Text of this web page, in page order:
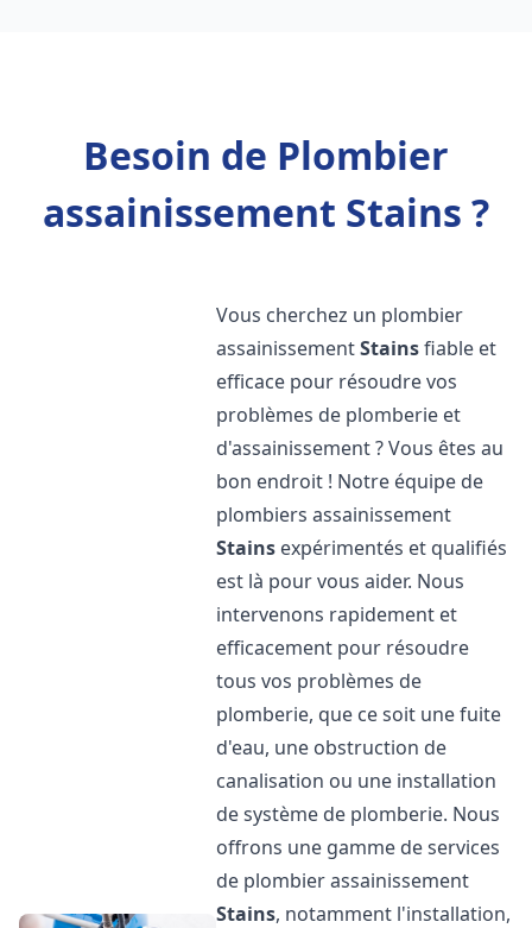
Besoin de Plombier
assainissement Stains ?
Vous cherchez un plombier
assainissementStainsfiable et
efficace pour résoudre vos
problèmes de plomberie et
d'assainissement ? Vous êtes au
bon endroit ! Notre équipe de
plombiers assainissement
Stains expérimentés et qualifiés
est là pour vous aider. Nous
intervenons rapidement et
efficacement pour résoudre
tous vos problèmes de
plomberie, que ce soit une fuite
d'eau, une obstruction de
canalisation ou une installation
de système de plomberie. Nous
offrons une gamme de services
de plombier assainissement
Stains, notamment l'installation,